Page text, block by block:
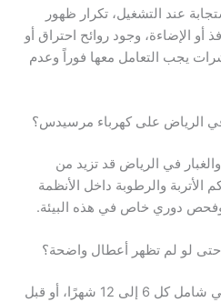
عند التشغيل، تكرار ظهور
أو الإضاءة، وجود روائح احتراق أو
يجب التعامل معها فوراً وعدم
والغبار في الرياض قد تزيد من
الأتربة والرطوبة داخل الأنظمة
وفحص دوري خاص في هذه البيئة.
من الأفضل إجراء فحص كهربائي شامل كل 6 إلى 12 شهرًا، أو قبل